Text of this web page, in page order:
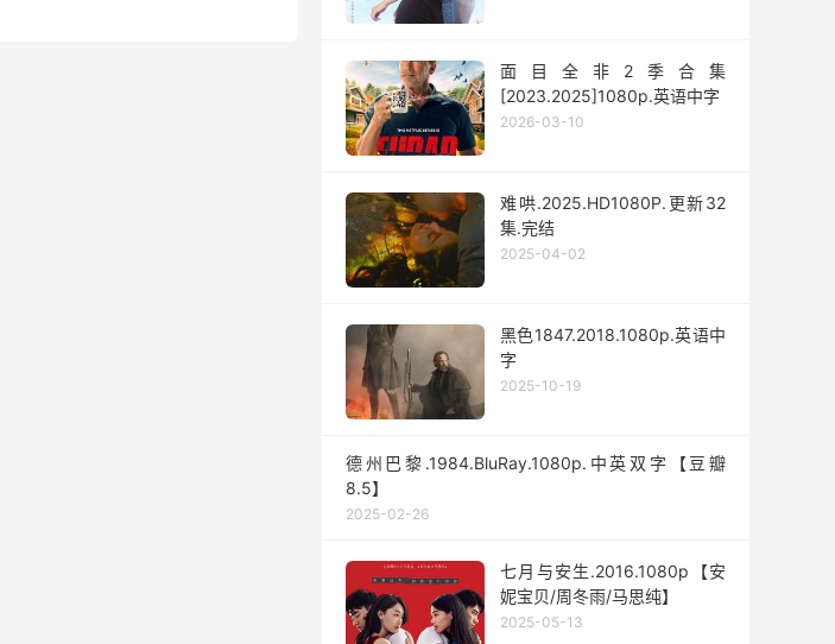
面目全非2季合集
[2023.2025]1080p.英语中字
2026-03-10
难哄.2025.HD1080P.更新32
集.完结
2025-04-02
黑色1847.2018.1080p.英语中
字
2025-10-19
德州巴黎.1984.BluRay.1080p.中英双字【豆瓣
8.5】
2025-02-26
七月与安生.2016.1080p【安
妮宝贝/周冬雨/马思纯】
2025-05-13